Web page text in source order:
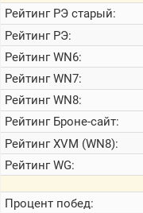
Теlegram
ВК
Портал
Мира
Танков
РейтингРЭ старый:
РейтингРЭ:
РейтингWN6:
РейтингWN7:
РейтингWN8:
РейтингБроне-сайт:
РейтингXVM (WN8):
РейтингWG:
Процент побед: